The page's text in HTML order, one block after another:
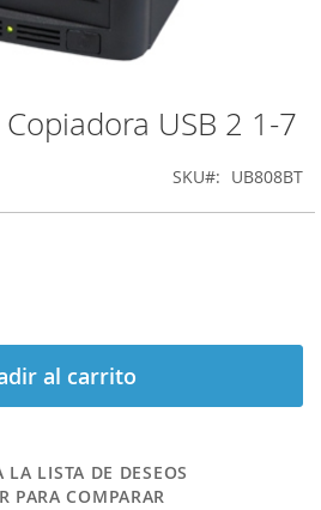
USB 2 1-7
SKU UB808BT
al carrito
LA LISTA DE DESEOS
PARA COMPARAR